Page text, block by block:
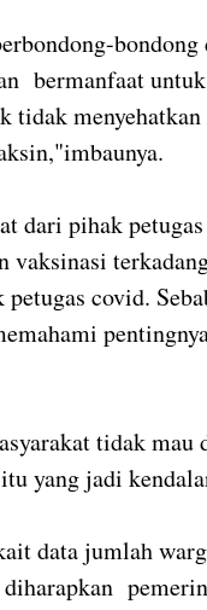
bermanfaat
tidak
dari pihak
covid.
tidak mau
yang jadi
data jumlah